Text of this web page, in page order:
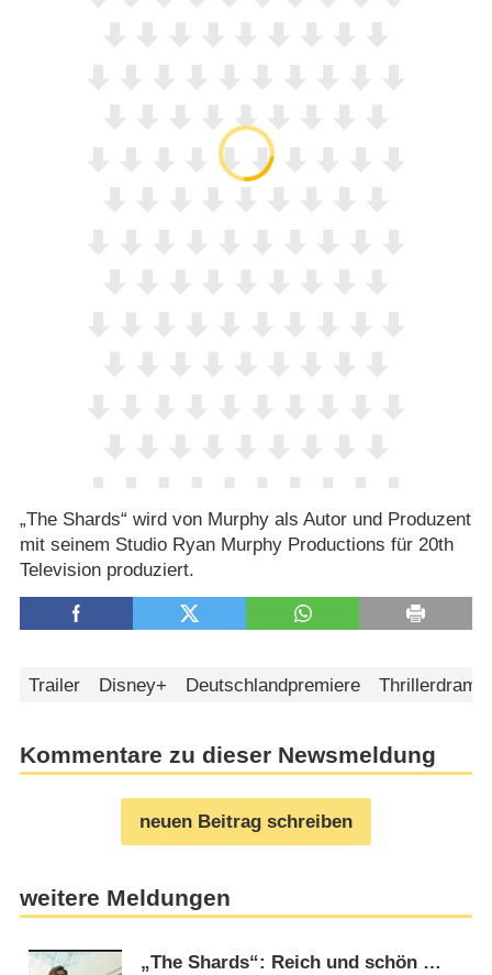
„The Shards“ wird von Murphy als Autor und Produzent
mit seinem Studio Ryan Murphy Productions für 20th
Television produziert.
Trailer Disney+ Deutschlandpremiere Thrillerdrama
Kommentare zu dieser Newsmeldung
neuen Beitrag schreiben
weitere Meldungen
„The Shards“: Reich und schön …